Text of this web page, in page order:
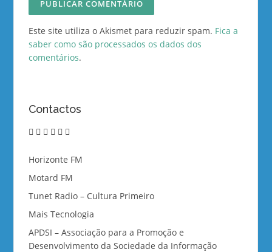
Este site utiliza o Akismet para reduzir spam. Fica a
saber como são processados os dados dos
comentários.
Contactos
twitter
instagram
linkedin
vimeo
youtube
email
Horizonte FM
Motard FM
Tunet Radio – Cultura Primeiro
Mais Tecnologia
APDSI – Associação para a Promoção e
Desenvolvimento da Sociedade da Informação